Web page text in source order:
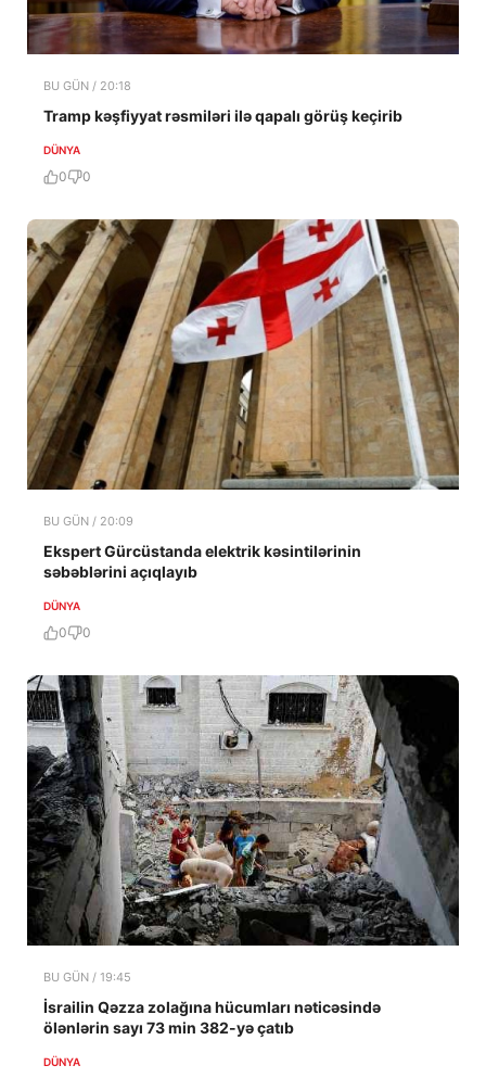
BU GÜN / 20:18
Tramp kəşfiyyat rəsmiləri ilə qapalı görüş keçirib
DÜNYA
0 0
BU GÜN / 20:09
Ekspert Gürcüstanda elektrik kəsintilərinin
səbəblərini açıqlayıb
DÜNYA
0 0
BU GÜN / 19:45
İsrailin Qəzza zolağına hücumları nəticəsində
ölənlərin sayı 73 min 382-yə çatıb
DÜNYA